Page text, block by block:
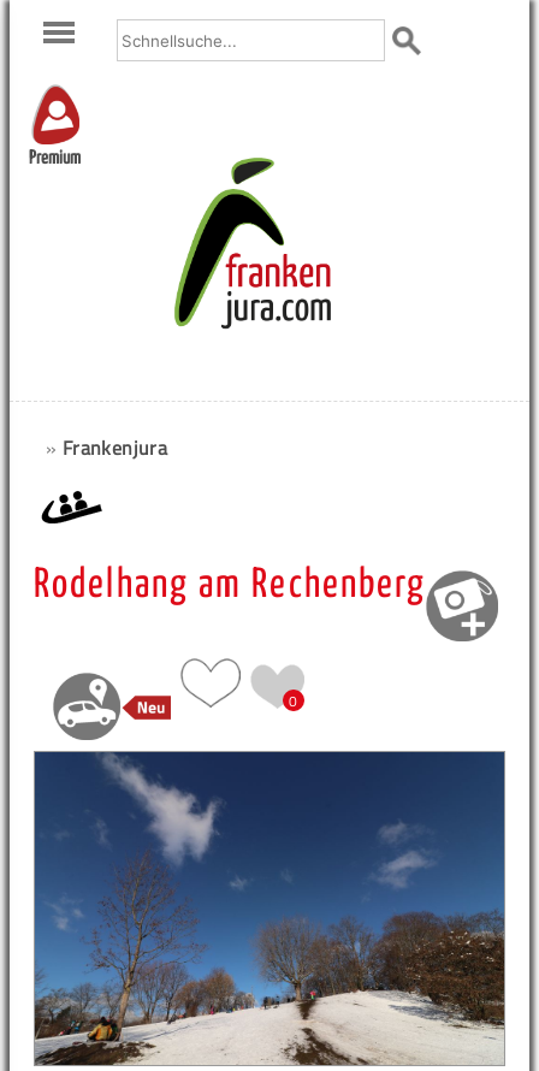
Premium
» Frankenjura
Rodelhang am Rechenberg
0